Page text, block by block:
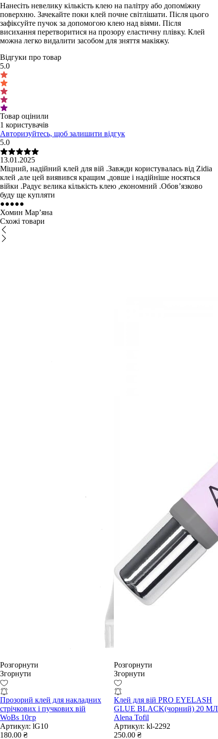
Нанесіть невелику кількість клею на палітру або допоміжну
поверхню. Зачекайте поки клей почне світлішати. Після цього
зафіксуйте пучок за допомогою клею над віями. Після
висихання перетворитися на прозору еластичну плівку. Клей
можна легко видалити засобом для зняття макіяжу.
Відгуки про товар
5.0
Товар оцінили
1 користувачів
Авторизуйтесь, щоб залишити відгук
5.0
13.01.2025
Міцний, надійний клей для вій .Завжди користувалась від Zidia
клей ,але цей виявився кращим ,довше і надійніше носяться
війки .Радує велика кількість клею ,економний .Обовʼязково
буду ще купляти
●●●●●
Хомин Мар’яна
Схожі товари
Розгорнути
Згорнути
Прозорий клей для накладних
стрічкових і пучкових вій
WoBs 10гр
Артикул: lG10
180.00 ₴
Розгорнути
Згорнути
Клей для вій PRO EYELASH
GLUE BLACK(чорний) 20 МЛ
Alena Tofil
Артикул: kl-2292
250.00 ₴